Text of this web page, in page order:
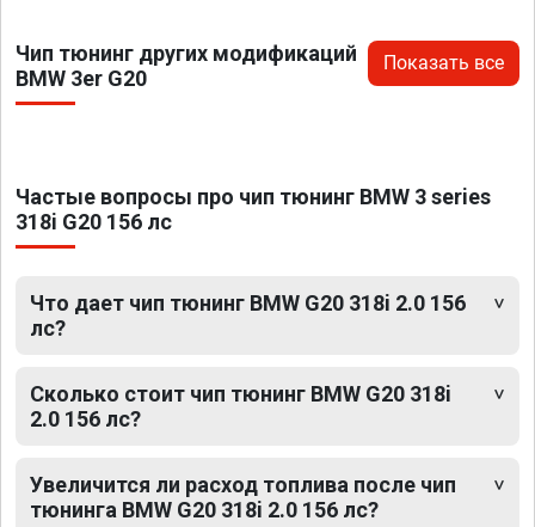
Чип тюнинг других модификаций
BMW 3er G20
Показать все
Частые вопросы про чип тюнинг BMW 3 series
318i G20 156 лс
Что дает чип тюнинг BMW G20 318i 2.0 156
лс?
Сколько стоит чип тюнинг BMW G20 318i
2.0 156 лс?
Увеличится ли расход топлива после чип
тюнинга BMW G20 318i 2.0 156 лс?